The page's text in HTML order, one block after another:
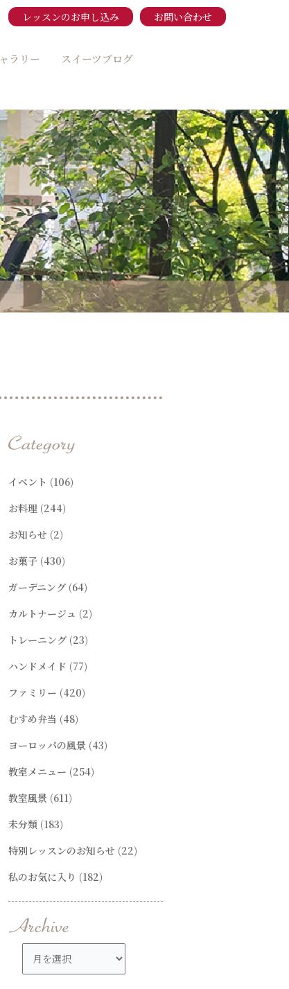
レッスンのお申し込み お問い合わせ
ラリー スイーツブログ
イベント (106)
お料理 (244)
お知らせ (2)
お菓子(430)
ガーデニング(64)
カルトナージュ (2)
トレーニング(23)
ハンドメイド (77)
ファミリー (420)
むすめ弁当 (48)
ヨーロッパの風景 (43)
教室メニュー (254)
教室風景 (611)
未分類(183)
特別レッスンのお知らせ (22)
私のお気に入り (182)
カ